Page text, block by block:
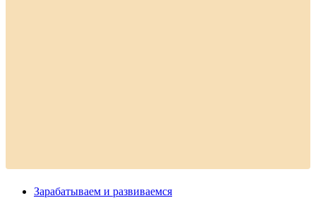
Зарабатываем и развиваемся